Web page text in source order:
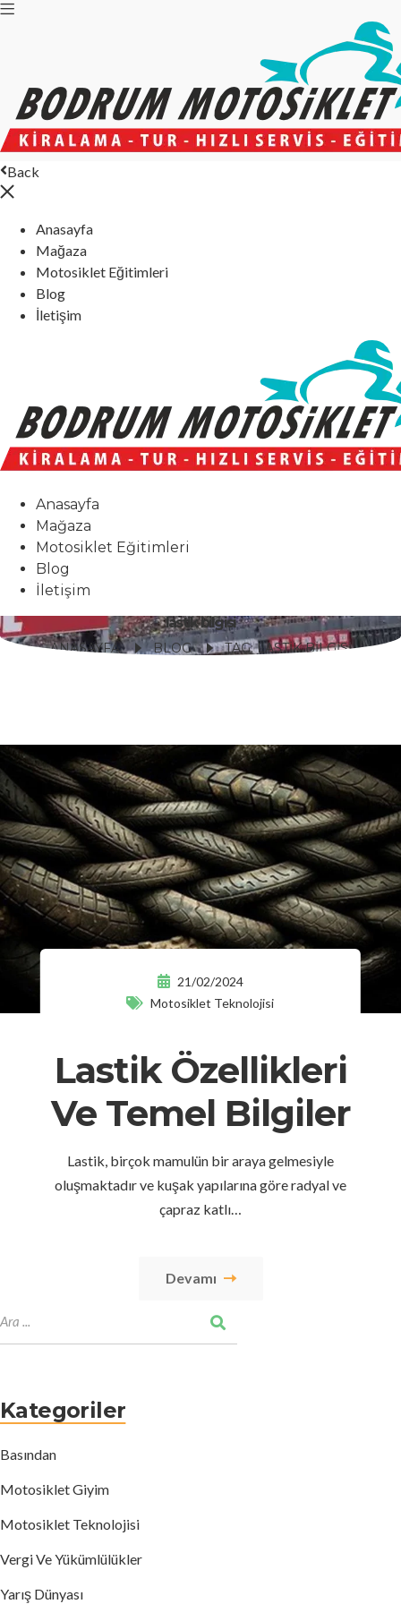
Back
Anasayfa
Mağaza
Motosiklet Eğitimleri
Blog
İletişim
Anasayfa
Mağaza
Motosiklet Eğitimleri
Blog
İletişim
lastik bilgisi
ANASAYFA BLOG TAG: LASTIK BILGISI
21/02/2024
Motosiklet Teknolojisi
Lastik Özellikleri
Ve Temel Bilgiler
Lastik, birçok mamulün bir araya gelmesiyle
oluşmaktadır ve kuşak yapılarına göre radyal ve
çapraz katlı…
Devamı
Kategoriler
Basından
Motosiklet Giyim
Motosiklet Teknolojisi
Vergi Ve Yükümlülükler
Yarış Dünyası